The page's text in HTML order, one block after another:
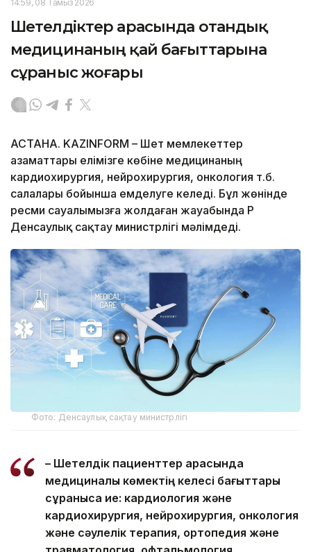
14:59, 08 Тамыз 2026
Шетелдіктер арасында отандық
медицинаның қай бағыттарына
сұраныс жоғары
АСТАНА. KAZINFORM – Шет мемлекеттер
азаматтары елімізге көбіне медицинаның
кардиохирургия, нейрохирургия, онкология т.б.
салалары бойынша емделуге келеді. Бұл жөнінде
ресми сауалымызға жолдаған жауабында ҚР
Денсаулық сақтау министрлігі мәлімдеді.
Фото: Денсаулық сақтау министрлігі
– Шетелдік пациенттер арасында
медициналық көмектің келесі бағыттары
сұранысқа ие: кардиология және
кардиохирургия, нейрохирургия, онкология
және сәулелік терапия, ортопедия және